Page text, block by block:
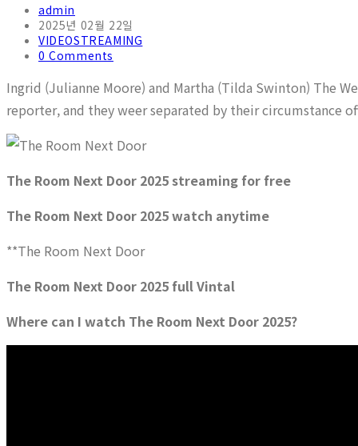
Post
author:
admin
Post
published:
2025년 02월 22일
Post
category:
VIDEOSTREAMING
Post
0 Comments
Ingrid (Julianne Moore) and Martha (Tilda Swinton) The
reporter, and they weer separated by their circumstance
The Room Next Door 2025 streaming for free
The Room Next Door 2025 watch anytime
**The Room Next Door
The Room Next Door 2025 full Vintal
Where can I watch The Room Next Door 2025?